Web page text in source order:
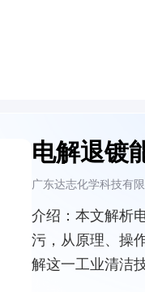
电解退镀
广东达志化学科技有限
介绍： 本文解析
污，从原理、操
解这一工业清洁